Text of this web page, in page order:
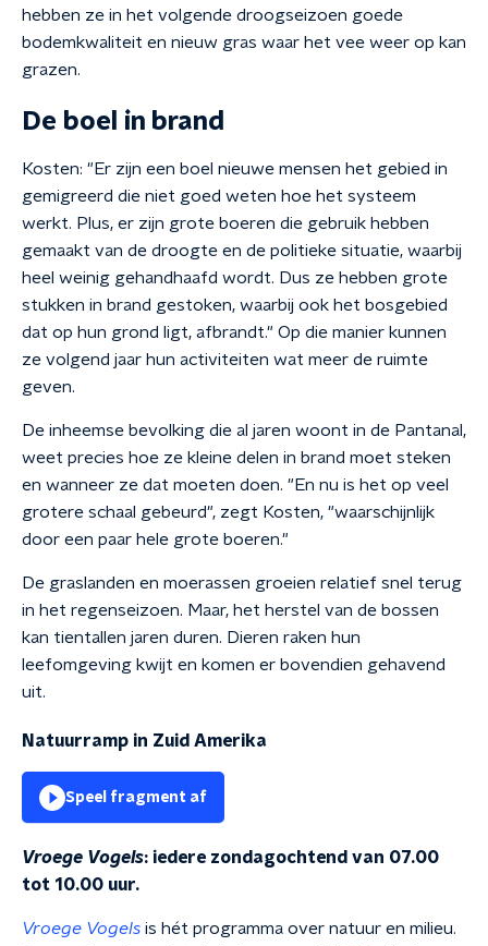
hebben ze in het volgende droogseizoen goede
bodemkwaliteit en nieuw gras waar het vee weer op kan
grazen.
De boel in brand
Kosten: "Er zijn een boel nieuwe mensen het gebied in
gemigreerd die niet goed weten hoe het systeem
werkt. Plus, er zijn grote boeren die gebruik hebben
gemaakt van de droogte en de politieke situatie, waarbij
heel weinig gehandhaafd wordt. Dus ze hebben grote
stukken in brand gestoken, waarbij ook het bosgebied
dat op hun grond ligt, afbrandt." Op die manier kunnen
ze volgend jaar hun activiteiten wat meer de ruimte
geven.
De inheemse bevolking die al jaren woont in de Pantanal,
weet precies hoe ze kleine delen in brand moet steken
en wanneer ze dat moeten doen. "En nu is het op veel
grotere schaal gebeurd", zegt Kosten, "waarschijnlijk
door een paar hele grote boeren."
De graslanden en moerassen groeien relatief snel terug
in het regenseizoen. Maar, het herstel van de bossen
kan tientallen jaren duren. Dieren raken hun
leefomgeving kwijt en komen er bovendien gehavend
uit.
Natuurramp in Zuid Amerika
Speel fragment af
Vroege Vogels: iedere zondagochtend van 07.00
tot 10.00 uur.
Vroege Vogels is hét programma over natuur en milieu.